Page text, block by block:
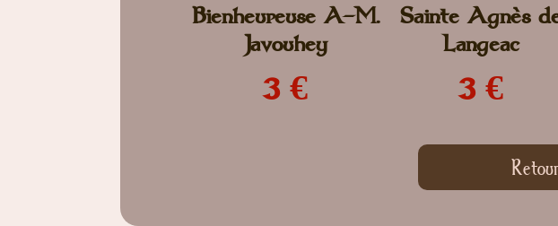
Bienheureuse A-M.
Javouhey
3 €
Sainte Agnès
Langeac
3 €